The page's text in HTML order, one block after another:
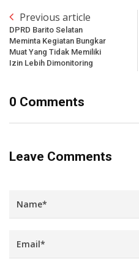
Previous article
DPRD Barito Selatan
Meminta Kegiatan Bungkar
Muat Yang Tidak Memiliki
Izin Lebih Dimonitoring
0 Comments
Leave Comments